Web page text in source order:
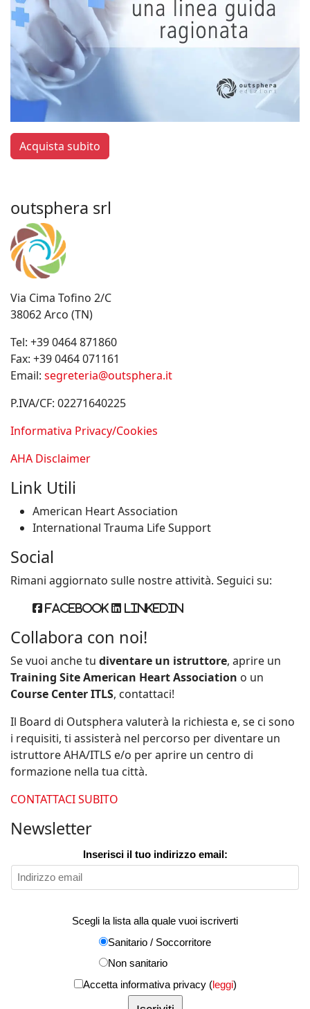
Acquista subito
outsphera srl
Via Cima Tofino 2/C
38062 Arco (TN)
Tel: +39 0464 871860
Fax: +39 0464 071161
Email: segreteria@outsphera.it
P.IVA/CF: 02271640225
Informativa Privacy/Cookies
AHA Disclaimer
Link Utili
American Heart Association
International Trauma Life Support
Social
Rimani aggiornato sulle nostre attività. Seguici su:
Facebook Linkedin
Collabora con noi!
Se vuoi anche tu diventare un istruttore, aprire un
Training Site American Heart Association o un
Course Center ITLS, contattaci!
Il Board di Outsphera valuterà la richiesta e, se ci sono
i requisiti, ti assisterà nel percorso per diventare un
istruttore AHA/ITLS e/o per aprire un centro di
formazione nella tua città.
CONTATTACI SUBITO
Newsletter
Inserisci il tuo indirizzo email:
Scegli la lista alla quale vuoi iscriverti
Sanitario / Soccorritore
Non sanitario
Accetta informativa privacy (leggi)